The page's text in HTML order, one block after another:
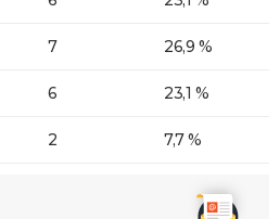
7 26,9 %
6 23,1 %
2 7,7 %